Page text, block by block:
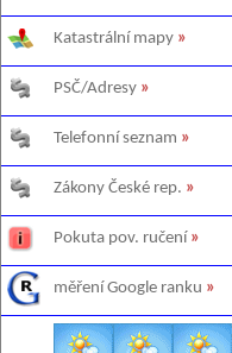
Katastrální mapy »
PSČ/Adresy »
Telefonní seznam »
Zákony České rep. »
Pokuta pov. ručení »
měření Google ranku »